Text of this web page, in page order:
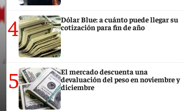
4
Dólar Blue: a cuánto puede llegar su
cotización para fin de año
5
El mercado descuenta una
devaluación del peso en noviembre y
diciembre